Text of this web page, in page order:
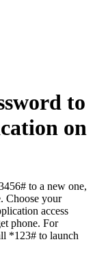
to
on
to a new one,
Choose your
access
phone. For
*123# to launch